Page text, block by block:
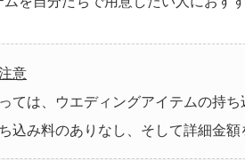
意
ては、ウエディングアイテムの持
込み料のありなし、そして詳細金